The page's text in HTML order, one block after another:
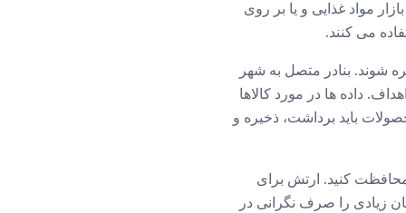
مواد غذایی و یا بر روی
می کنند.
شوند. بنادر متصل به شهر
داده ها در مورد کالاها
باید برداشت، ذخیره و
محافظت کنید. ارتش برای
زیادی را صرف نگرانی در